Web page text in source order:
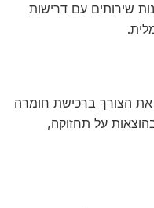
שירותים עם דרישות
את הצורך ברכישת חומרה
על תחזוקה,